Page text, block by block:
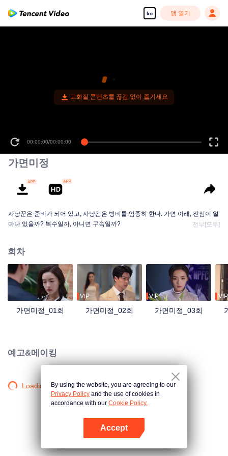
ko 앱 열기
고화질 콘텐츠를 끊김 없이 즐기세요
00:00:00/00:00:00
가면미정
사냥꾼은 준비가 되어 있고, 사냥감은 방비를 엄중히 한다. 가면 아래, 진심이 얼
마나 있을까? 복수일까, 아니면 구속일까?
전부[모두]
회차
가면미정_01회
VIP
가면미정_02회
VIP
가면미정_03회
VIP
예고&메이킹
Loading…By using the website, you are agreeing to our
Privacy Policy and the use of cookies in
accordance with our Cookie Policy.
Accept